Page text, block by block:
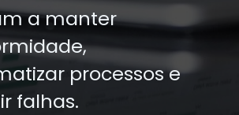
a manter
processos e
falhas.